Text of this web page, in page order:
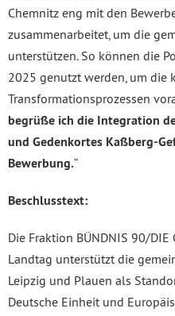
Chemnitz eng mit den
zusammenarbeitet, um die
unterstützen. So können die
2025 genutzt werden, um die
Transformationsprozessen
begrüße ich die Integration
und Gedenkortes Kaßberg-
Bewerbung.“
Beschlusstext:
Die Fraktion BÜNDNIS 90/DIE
Landtag unterstützt die
Leipzig und Plauen als
Deutsche Einheit und